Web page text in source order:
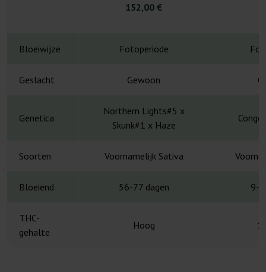
152,00 €
Bloeiwijze Fotoperiode
Geslacht Gewoon
Genetica
Northern Lights#5 x
Skunk#1 x Haze
Soorten Voornamelijk Sativa
Bloeiend 56-77 dagen 9-
THC-
gehalte
Hoog